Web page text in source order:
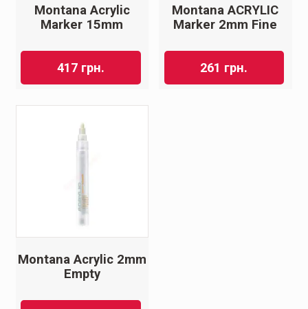
Montana Acrylic
Marker 15mm
417 грн.
Montana ACRYLIC
Marker 2mm Fine
261 грн.
Montana Acrylic 2mm
Empty